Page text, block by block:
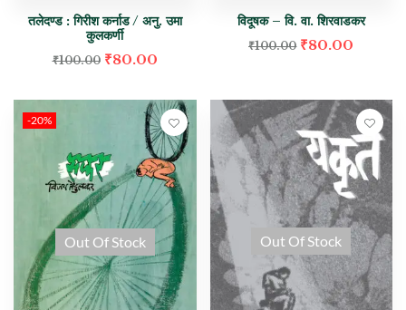
तलेदण्ड : गिरीश कर्नाड / अनु. उमा
कुलकर्णी
₹100.00 ₹80.00
विदूषक – वि. वा. शिरवाडकर
₹100.00 ₹80.00
-20%
Out Of Stock Out Of Stock